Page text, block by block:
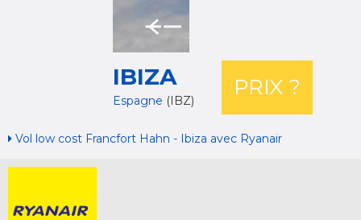
IBIZA
Espagne (IBZ)
PRIX ?
Vol low cost Francfort Hahn - Ibiza avec Ryanair